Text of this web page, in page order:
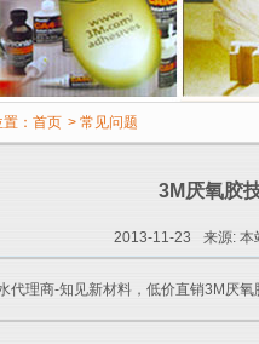
： 首页 > 常见问题
3M厌氧胶
2013-11-23 来源: 本
代理商-知见新材料，低价直销3M厌